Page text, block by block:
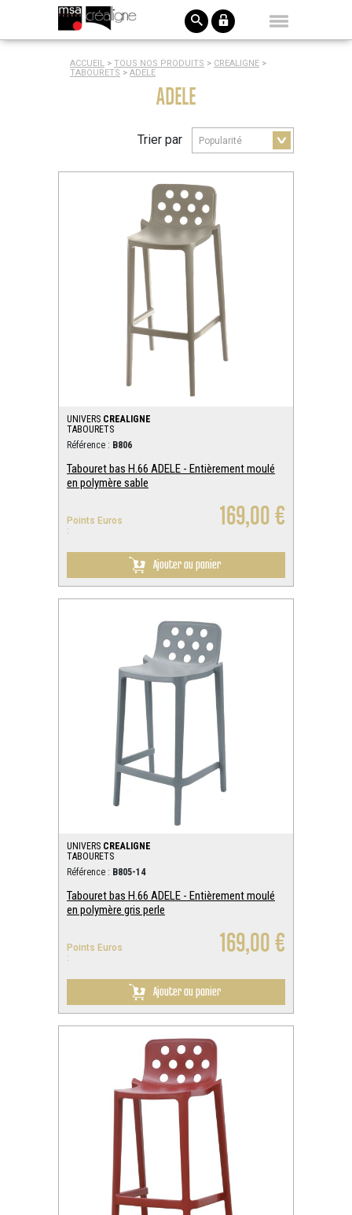
ACCUEIL > TOUS NOS PRODUITS > CREALIGNE >
TABOURETS > ADELE
ADELE
Trier par
UNIVERS CREALIGNE
TABOURETS
Référence : B806
Tabouret bas H.66 ADELE - Entièrement moulé
en polymère sable
Points Euros
:
169,00 €
Ajouter au panier
UNIVERS CREALIGNE
TABOURETS
Référence : B805-14
Tabouret bas H.66 ADELE - Entièrement moulé
en polymère gris perle
Points Euros
:
169,00 €
Ajouter au panier